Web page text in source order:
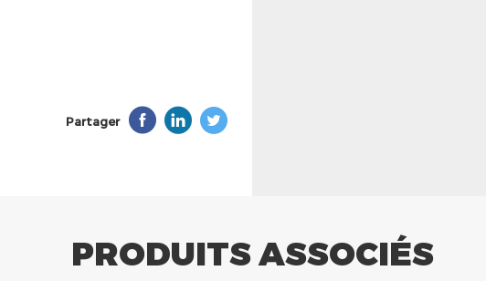
Partager
PRODUITS ASSOCIÉS